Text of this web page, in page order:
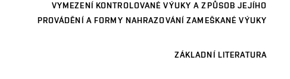
VYMEZENÍ KONTROLOVANÉ VÝUKY A ZPŮSOB JEJÍHO
PROVÁDĚNÍ A FORMY NAHRAZOVÁNÍ ZAMEŠKANÉ VÝUKY
ZÁKLADNÍ LITERATURA